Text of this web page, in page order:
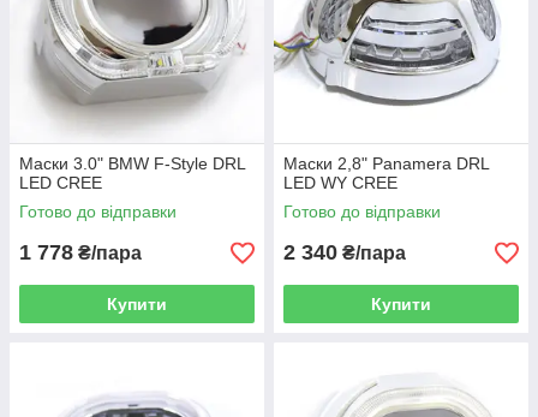
Маски 3.0" BMW F-Style DRL
LED CREE
Готово до відправки
1 778 ₴/пара
Купити
Маски 2,8" Panamera DRL
LED WY CREE
Готово до відправки
2 340 ₴/пара
Купити